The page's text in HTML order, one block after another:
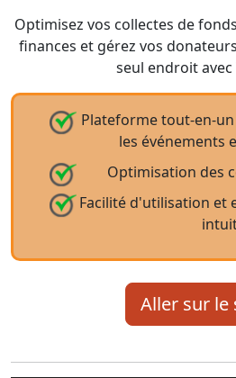
Optimisez vos collectes de
finances et gérez vos
seul endroit avec
Plateforme tout-en-
les événements
Optimisation des
Facilité d'utilisation et
Aller sur le